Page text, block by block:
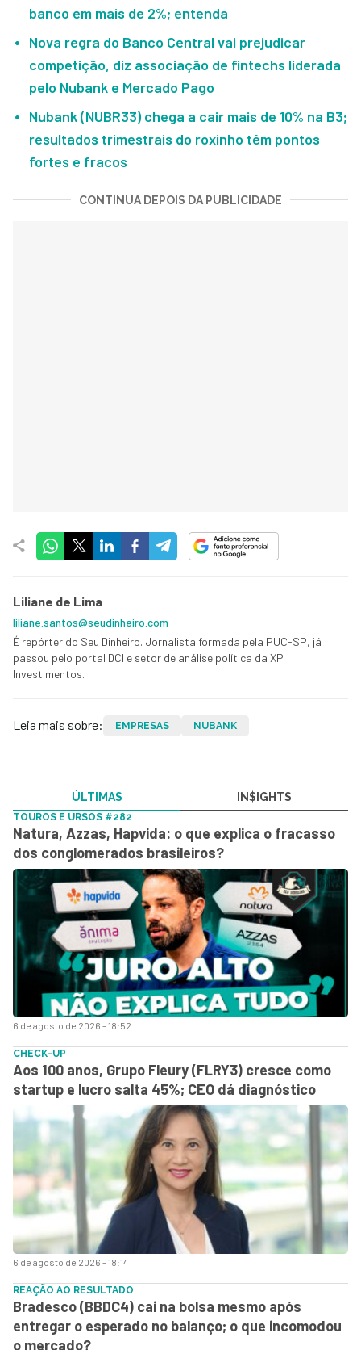
banco em mais de 2%; entenda
Nova regra do Banco Central vai prejudicar
competição, diz associação de fintechs liderada
pelo Nubank e Mercado Pago
Nubank (NUBR33) chega a cair mais de 10% na B3;
resultados trimestrais do roxinho têm pontos
fortes e fracos
CONTINUA DEPOIS DA PUBLICIDADE
Liliane de Lima
liliane.santos@seudinheiro.com
É repórter do Seu Dinheiro. Jornalista formada pela PUC-SP, já
passou pelo portal DCI e setor de análise política da XP
Investimentos.
Leia mais sobre: EMPRESAS NUBANK
ÚLTIMAS IN$IGHTS
6 de agosto de 2026 - 18:52
TOUROS E URSOS #282
Natura, Azzas, Hapvida: o que explica o fracasso
dos conglomerados brasileiros?
6 de agosto de 2026 - 18:14
CHECK-UP
Aos 100 anos, Grupo Fleury (FLRY3) cresce como
startup e lucro salta 45%; CEO dá diagnóstico
REAÇÃO AO RESULTADO
Bradesco (BBDC4) cai na bolsa mesmo após
entregar o esperado no balanço; o que incomodou
o mercado?